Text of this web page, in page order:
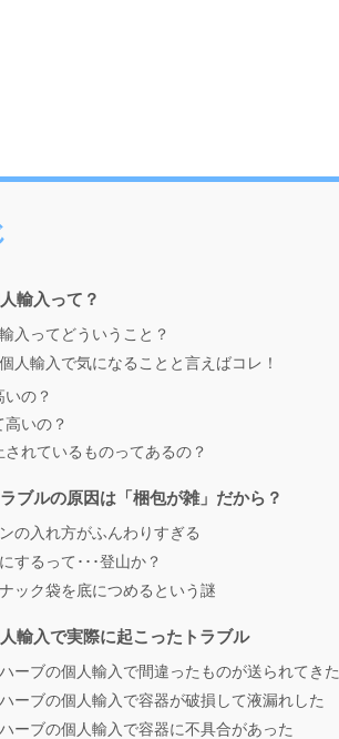
輸入って？
入ってどういうこと？
人輸入で気になることと言えばコレ！
いの？
高いの？
されているものってあるの？
ブルの原因は「梱包が雑」だから？
の入れ方がふんわりすぎる
するって･･･登山か？
ック袋を底につめるという謎
輸入で実際に起こったトラブル
ーブの個人輸入で間違ったものが送られてきた
ーブの個人輸入で容器が破損して液漏れした
ーブの個人輸入で容器に不具合があった